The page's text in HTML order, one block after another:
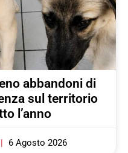
abbandoni di
sul territorio
l’anno
6 Agosto 2026